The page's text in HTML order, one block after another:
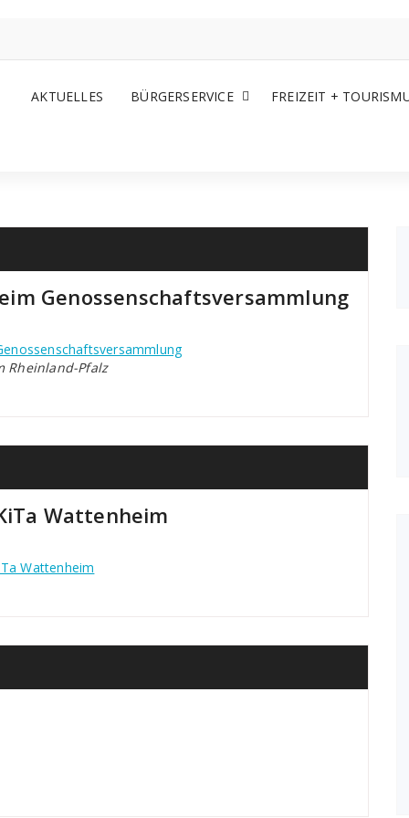
AKTUELLES BÜRGERSERVICE FREIZEIT +
Genossenschaftsversammlung
Rheinland-Pfalz
Wattenheim
Wattenheim